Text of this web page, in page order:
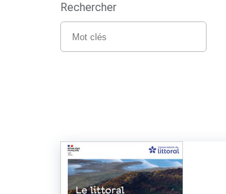
Rechercher